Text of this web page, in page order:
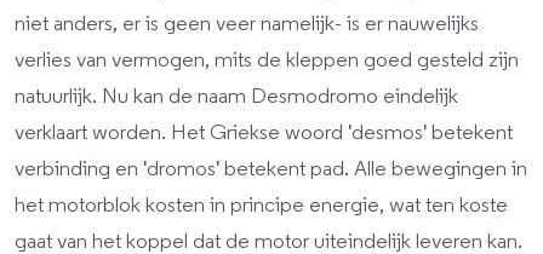
niet anders, er is geen veer namelijk- is er nauwelijks
verlies van vermogen, mits de kleppen goed gesteld zijn
natuurlijk. Nu kan de naam Desmodromo eindelijk
verklaart worden. Het Griekse woord 'desmos' betekent
verbinding en 'dromos' betekent pad. Alle bewegingen in
het motorblok kosten in principe energie, wat ten koste
gaat van het koppel dat de motor uiteindelijk leveren kan.